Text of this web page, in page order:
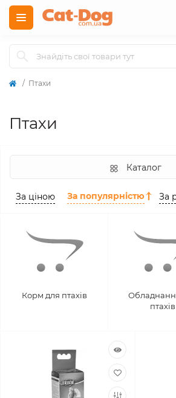
Птахи
Птахи
Каталог
За ціною За популярністю За
Корм для птахів
птахів